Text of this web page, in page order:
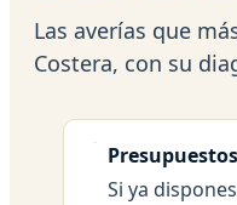
Las averías que
Costera, con su
Si ya